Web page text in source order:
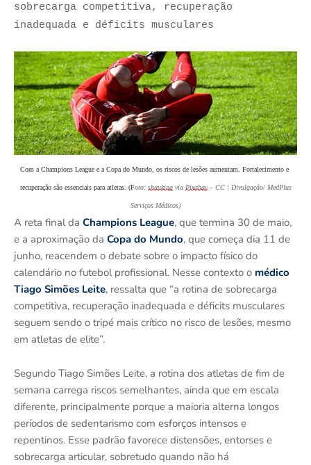
sobrecarga competitiva, recuperação
inadequada e déficits musculares
Com a Champions League e a Copa do Mundo, os riscos de lesões aumentam. Fortalecimento e
recuperação são essenciais para atletas. (Foto: shaukingvia Pixabay– CC | Divulgação/ MedPlus
Serviços Médicos)
A reta final da Champions League, que termina 30 de maio,
e a aproximação da Copa do Mundo, que começa dia 11 de
junho, reacendem o debate sobre o impacto físico do
calendário no futebol profissional. Nesse contexto o médico
Tiago Simões Leite, ressalta que “a rotina de sobrecarga
competitiva, recuperação inadequada e déficits musculares
seguem sendo o tripé mais crítico no risco de lesões, mesmo
em atletas de elite”.
Segundo Tiago Simões Leite, a rotina dos atletas de fim de
semana carrega riscos semelhantes, ainda que em escala
diferente, principalmente porque a maioria alterna longos
períodos de sedentarismo com esforços intensos e
repentinos. Esse padrão favorece distensões, entorses e
sobrecarga articular, sobretudo quando não há